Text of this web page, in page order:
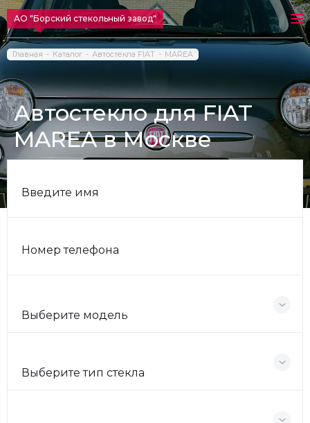
АО "Борский стекольный завод"
Главная Каталог Автостекла FIAT MAREA
Автостекло для FIAT
MAREA в Москве
Введите имя
Номер телефона
Выберите модель
Выберите тип стекла